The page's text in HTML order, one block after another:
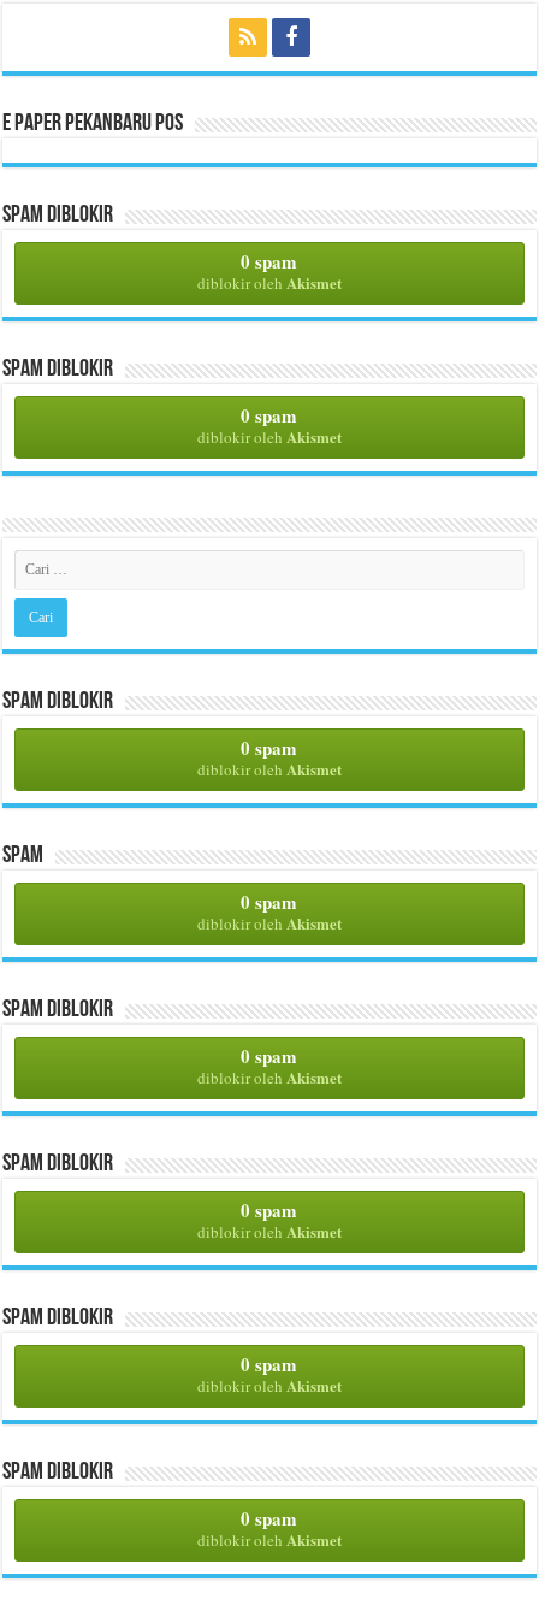
E Paper Pekanbaru Pos
Spam Diblokir
0 spam
diblokir oleh Akismet
Spam Diblokir
0 spam
diblokir oleh Akismet
Spam Diblokir
0 spam
diblokir oleh Akismet
Spam
0 spam
diblokir oleh Akismet
Spam Diblokir
0 spam
diblokir oleh Akismet
Spam Diblokir
0 spam
diblokir oleh Akismet
Spam Diblokir
0 spam
diblokir oleh Akismet
Spam Diblokir
0 spam
diblokir oleh Akismet